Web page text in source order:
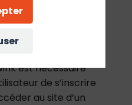
données à
est nécessaire
de s’inscrire
au site d’un